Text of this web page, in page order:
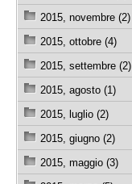
2015, novembre (2)
2015, ottobre (4)
2015, settembre (2)
2015, agosto (1)
2015, luglio (2)
2015, giugno (2)
2015, maggio (3)